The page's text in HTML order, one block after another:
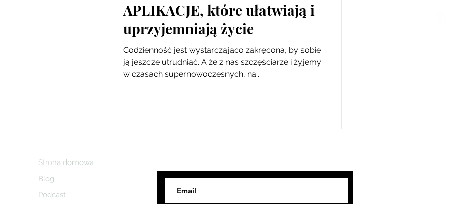
APLIKACJE, które ułatwiają i
uprzyjemniają życie
Codzienność jest wystarczająco zakręcona, by sobie
ją jeszcze utrudniać. A że z nas szczęściarze i żyjemy
w czasach supernowoczesnych, na...
Strona domowa
Blog
Podcast